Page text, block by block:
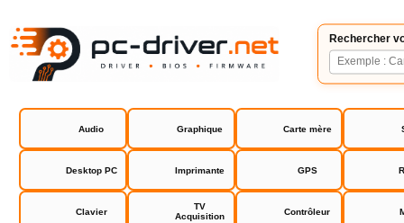
Rechercher
Audio Graphique Carte mère
Desktop PC Imprimante GPS
Clavier
TV
Acquisition
Contrôleur